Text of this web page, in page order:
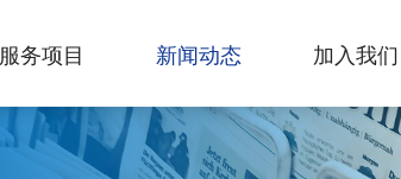
服务项目 新闻动态 加入我们